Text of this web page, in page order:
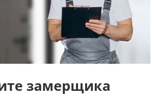
замерщика